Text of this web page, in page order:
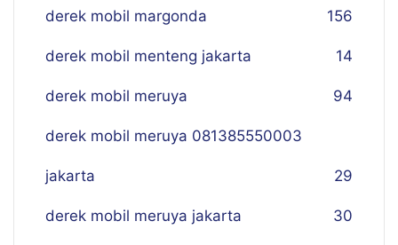
derek mobil margonda 156
derek mobil menteng jakarta 14
derek mobil meruya 94
derek mobil meruya 081385550003
jakarta 29
derek mobil meruya jakarta 30